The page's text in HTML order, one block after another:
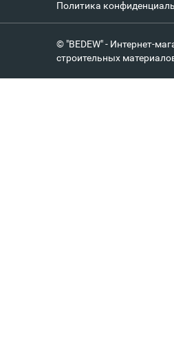
Политика
© "BEDEW" - Интернет-
строительных